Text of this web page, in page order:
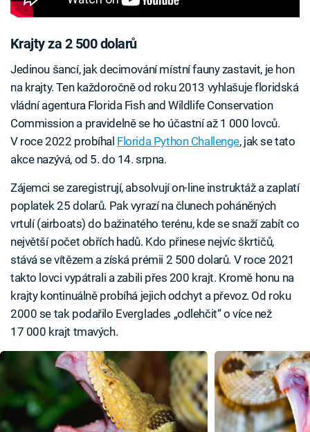
Krajty za 2 500 dolarů
Jedinou šancí, jak decimování místní fauny zastavit, je hon
na krajty. Ten každoročně od roku 2013 vyhlašuje floridská
vládní agentura Florida Fish and Wildlife Conservation
Commission a pravidelně se ho účastní až 1 000 lovců.
V roce 2022 probíhal Florida Python Challenge, jak se tato
akce nazývá, od 5. do 14. srpna.
Zájemci se zaregistrují, absolvují on-line instruktáž a zaplatí
poplatek 25 dolarů. Pak vyrazí na člunech poháněných
vrtulí (airboats) do bažinatého terénu, kde se snaží zabít co
největší počet obřích hadů. Kdo přinese nejvíc škrtičů,
stává se vítězem a získá prémii 2 500 dolarů. V roce 2021
takto lovci vypátrali a zabili přes 200 krajt. Kromě honu na
krajty kontinuálně probíhá jejich odchyt a převoz. Od roku
2000 se tak podařilo Everglades „odlehčit“ o více než
17 000 krajt tmavých.